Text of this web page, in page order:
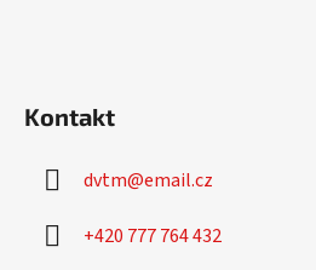
Kontakt
dvtm@email.cz
+420 777 764 432